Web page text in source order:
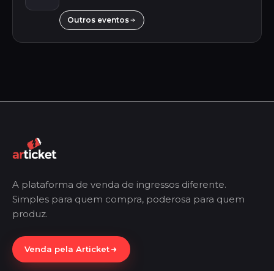
Outros eventos
A plataforma de venda de ingressos diferente.
Simples para quem compra, poderosa para quem
produz.
Venda pela Articket